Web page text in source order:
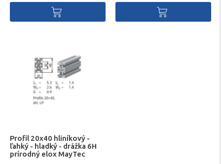
Profil 20x40 hliníkový -
ľahký - hladký - drážka 6H
prírodný elox MayTec